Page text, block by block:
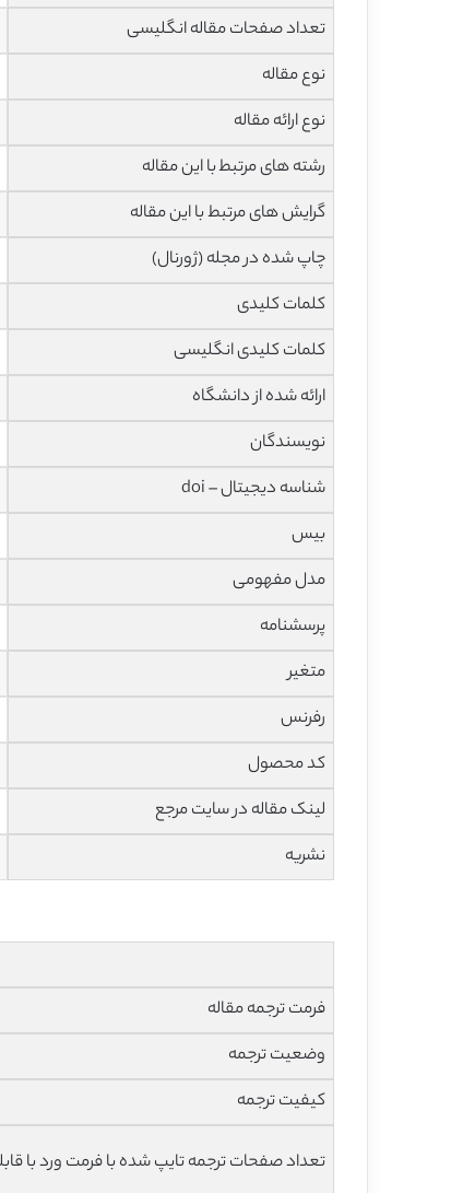
تعداد صفحات مقاله انگلیسی
نوع مقاله
نوع ارائه مقاله
رشته های مرتبط با این مقاله
گرایش های مرتبط با این مقاله
چاپ شده در مجله (ژورنال)
کلمات کلیدی
کلمات کلیدی انگلیسی
ارائه شده از دانشگاه
نویسندگان
شناسه دیجیتال – doi
بیس
مدل مفهومی
پرسشنامه
متغیر
رفرنس
کد محصول
لینک مقاله در سایت مرجع
نشریه
فرمت ترجمه مقاله
وضعیت ترجمه
کیفیت ترجمه
تعداد صفحات ترجمه تایپ شده با فرمت ورد با